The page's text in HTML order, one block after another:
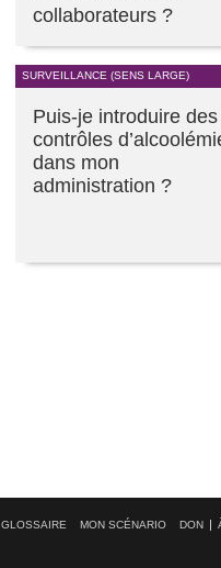
collaborateurs ?
SURVEILLANCE (SENS LARGE)
Puis-je introduire des
contrôles
dans mon
administration ?
GLOSSAIRE MON SCÉNARIO DON